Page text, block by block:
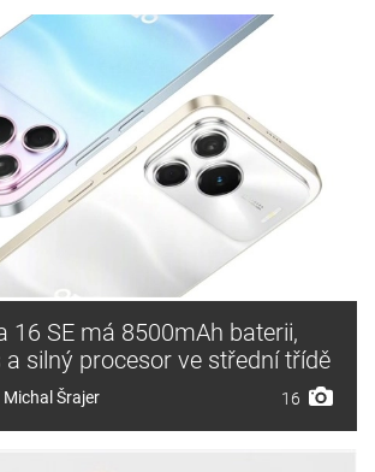
16 SE má 8500mAh baterii,
silný procesor ve střední třídě
Michal Šrajer 16